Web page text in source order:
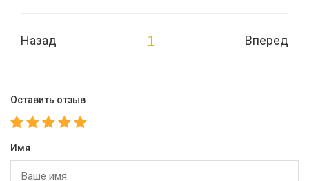
Назад 1 Вперед
Оставить отзыв
Имя